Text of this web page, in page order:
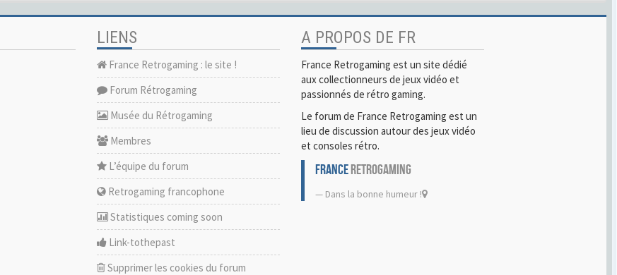
LIENS
France Retrogaming : le site !
Forum Rétrogaming
Musée du Rétrogaming
Membres
L’équipe du forum
Retrogaming francophone
Statistiques coming soon
Link-tothepast
Supprimer les cookies du forum
A PROPOS DE FR
France Retrogaming est un site dédié
aux collectionneurs de jeux vidéo et
passionnés de rétro gaming.
Le forum de France Retrogaming est un
lieu de discussion autour des jeux vidéo
et consoles rétro.
FRANCERETROGAMING
Dans la bonne humeur !